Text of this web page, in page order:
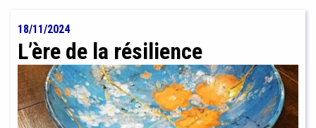
18/11/2024
L’ère de la résilience